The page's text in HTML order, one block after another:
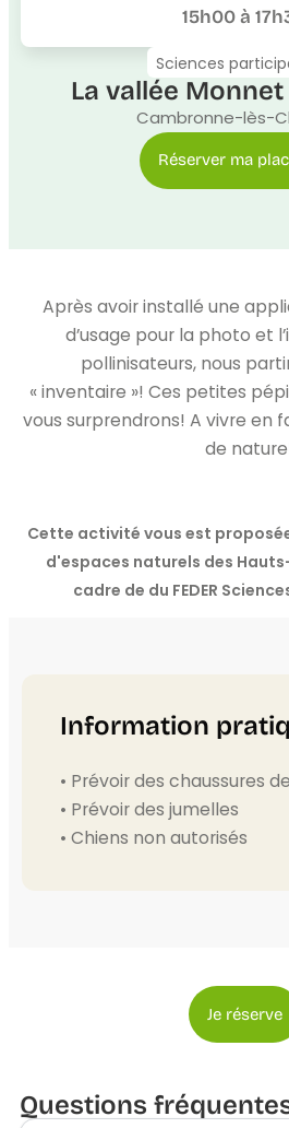
15h00 à
Sciences
La vallée
Cambronne-lès-
Réserver ma
Après avoir installé une
d’usage pour la photo et
pollinisateurs, nous
« inventaire »! Ces petites
vous surprendrons! A vivre en
de
Cette activité vous est
d'espaces naturels des
cadre de du FEDER
Information
• Prévoir des chaussures
• Prévoir des jumelles
• Chiens non autorisés
Je réserve
Questions